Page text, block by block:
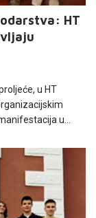
HT
u HT
u
i ove godine
u gradu na